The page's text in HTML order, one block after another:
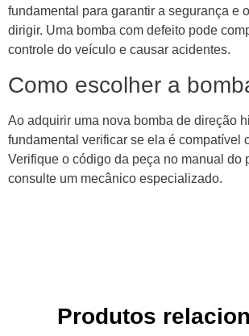
fundamental para garantir a segurança e
dirigir. Uma bomba com defeito pode
controle do veículo e causar acidentes.
Como escolher a
Ao adquirir uma nova bomba de direção
fundamental verificar se ela é compatível
Verifique o código da peça no manual do
consulte um mecânico especializado.
Produtos